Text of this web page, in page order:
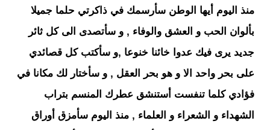
منذ اليوم أيها الوطن سأرسمك في ذاكرتي حلما جميلا
بألوان الحب و العشق والوفاء , و سأتصدى الى كل ثائر
جديد يرى فيك عدوا خائنا خنوعا ,و سأكتب كل قصائدي
على بحر واحد الا و هو بحر العقل , و سأختار لك مكانا في
فؤادي كلما تنفست أستنشق عطرك المنسم بتراب
الشهداء و الشعراء و العلماء , منذ اليوم سأمزق أوراق